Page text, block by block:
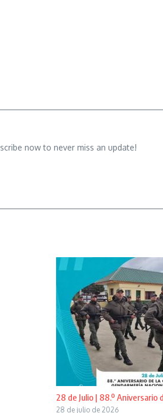
now to never miss an update!
28 de Julio | 88.º Aniversario
28 de julio de 2026